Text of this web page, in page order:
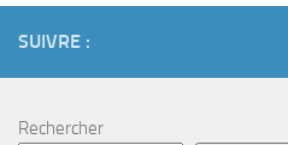
SUIVRE :
Rechercher